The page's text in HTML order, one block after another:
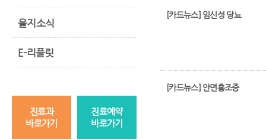
을지소식
E-리플릿
진료과
바로가기
진료예약
바로가기
[카드뉴스] 임신성 당뇨
[카드뉴스] 안면홍조증